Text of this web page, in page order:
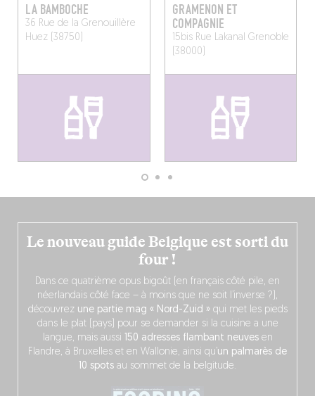
LA BAMBOCHE
36 Rue de la Grenouillère
Huez (38750)
GRAMENON ET
COMPAGNIE
15bis Rue Lakanal Grenoble
(38000)
Le nouveau guide Belgique est sorti du
four !
Dans ce quatrième opus bigoût (en français côté pile, en
néerlandais côté face – à moins que ne soit l’inverse ?),
découvrez une partie mag « Nord-Zuid » qui met les pieds
dans le plat (pays) pour se demander si la cuisine a une
langue, mais aussi 150 adresses flambant neuvesen
Flandre, à Bruxelles et en Wallonie, ainsi qu’ un palmarès de
10 spots au sommet de la belgitude.